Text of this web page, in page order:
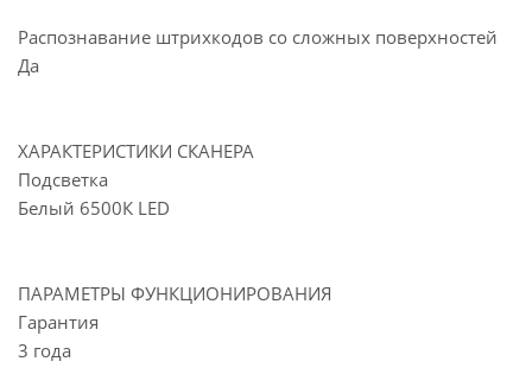
Распознавание штрихкодов со сложных поверхностей
Да
ХАРАКТЕРИСТИКИ СКАНЕРА
Подсветка
Белый 6500К LED
ПАРАМЕТРЫ ФУНКЦИОНИРОВАНИЯ
Гарантия
3 года